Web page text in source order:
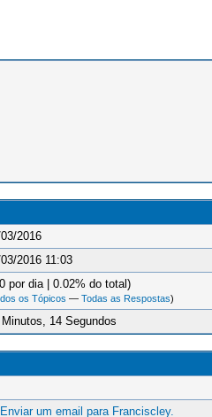
2016
2016 11:03
por dia | 0.02% do total)
os Tópicos — Todas as Respostas)
14 Segundos
Enviar um email para Franciscley.